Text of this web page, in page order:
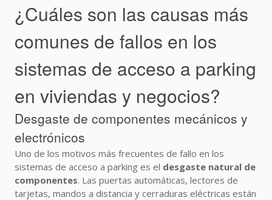
¿Cuáles son las causas más
comunes de fallos en los
sistemas de acceso a parking
en viviendas y negocios?
Desgaste de componentes mecánicos y
electrónicos
Uno de los motivos más frecuentes de fallo en los
sistemas de acceso a parking es el desgaste natural de
componentes. Las puertas automáticas, lectores de
tarjetas, mandos a distancia y cerraduras eléctricas están